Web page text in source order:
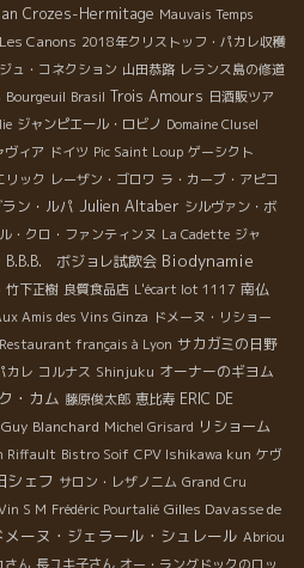
Crozes-Hermitage Mauvais Temps
Canons 2018年クリストッフ・パカレ収穫
ュ・コネクション 山田恭路 レランス島の修道
Bourgeuil Brasil Trois Amours 日酒販ツア
ジャンピエール・ロビノ Domaine Clusel
ヴィア ドイツ Pic Saint Loup ゲーシクト
リック レーザン・ゴロワ ラ・カーブ・アピコ
ン・ルパ Julien Altaber シルヴァン・ボ
ル・クロ・ファンティンヌ La Cadette ジャ
B.B.B. ボジョレ試飲会 Biodynamie
竹下正樹 良質食品店 L'écart lot 1117 南仏
Amis des Vins Ginza ドメーヌ・リショー
Restaurant français à Lyon サカガミの日野
カレ コルナス Shinjuku オーナーのギヨム
・カム 藤原俊太郎 恵比寿 ERIC DE
Guy Blanchard Michel Grisard リショーム
Riffault Bistro Soif CPV Ishikawa kun ケヴ
シェフ サロン・レザノニム Grand Cru
S M Frédéric Pourtalié Gilles Davasse de
メーヌ・ジェラール・シュレール Abriou